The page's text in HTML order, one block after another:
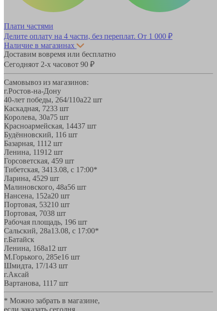
Плати частями
Делите оплату на 4 части, без переплат. От 1 000 ₽
Наличие в магазинах
Доставим вовремя или бесплатно
Сегодняот 2-х часовот 90 ₽
Самовывоз из магазинов:
г.Ростов-на-Дону
40-лет победы, 264/110а22 шт
Каскадная, 7233 шт
Королева, 30а75 шт
Красноармейская, 14437 шт
Будённовский, 116 шт
Базарная, 1112 шт
Ленина, 11912 шт
Горсоветская, 459 шт
Тибетская, 3413.08, с 17:00*
Ларина, 4529 шт
Малиновского, 48а56 шт
Нансена, 152а20 шт
Портовая, 53210 шт
Портовая, 7038 шт
Рабочая площадь, 196 шт
Сальский, 28a13.08, с 17:00*
г.Батайск
Ленина, 168а12 шт
М.Горького, 285е16 шт
Шмидта, 17/143 шт
г.Аксай
Вартанова, 1117 шт
* Можно забрать в магазине,
если заказать сегодня